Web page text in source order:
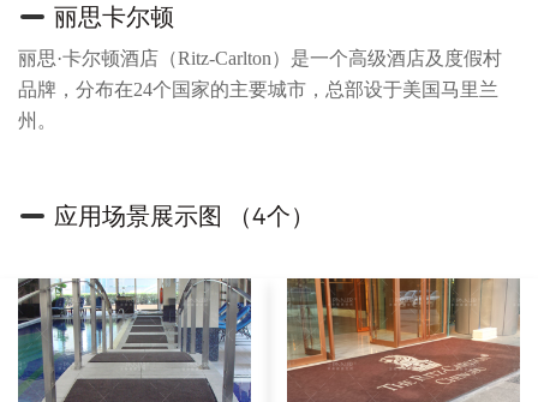
丽思卡尔顿
丽思·卡尔顿酒店（Ritz-Carlton）是一个高级酒店及度假村
品牌，分布在24个国家的主要城市，总部设于美国马里兰
州。
应用场景展示图 （4个）